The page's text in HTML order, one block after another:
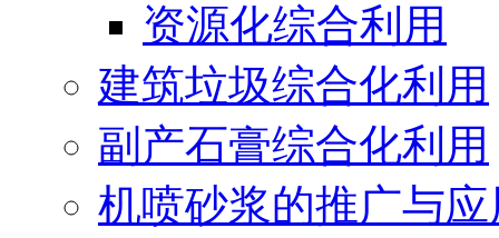
资源化综合利用
建筑垃圾综合化利用
副产石膏综合化利用
机喷砂浆的推广与应